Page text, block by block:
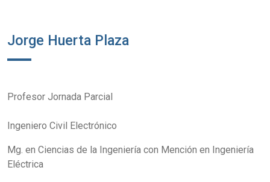
Jorge Huerta Plaza
Profesor Jornada Parcial
Ingeniero Civil Electrónico
Mg. en Ciencias de la Ingeniería con Mención en Ingeniería
Eléctrica